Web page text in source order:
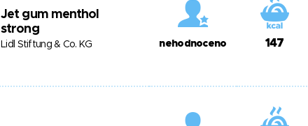
Jet gum menthol
strong
Lidl Stiftung & Co. KG nehodnoceno 147